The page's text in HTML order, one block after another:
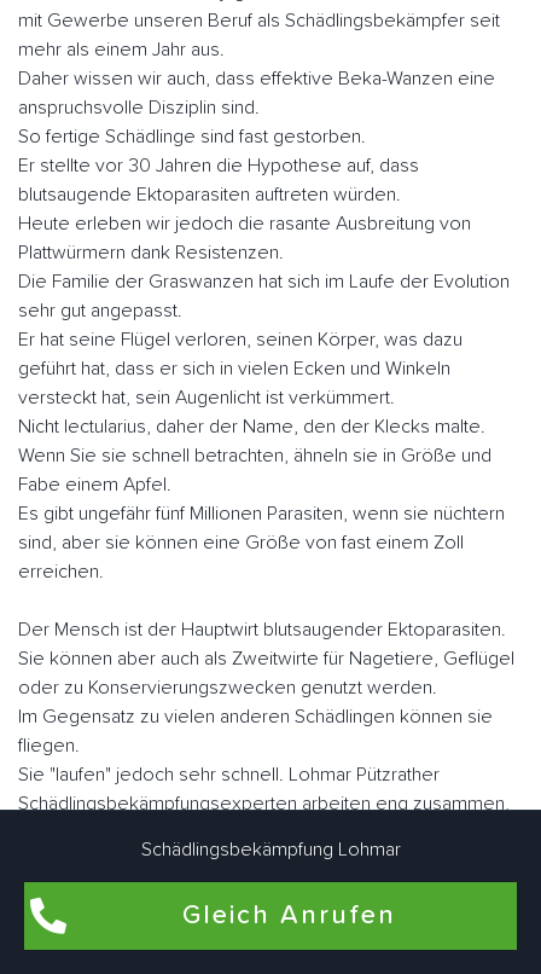
mit Gewerbe unseren Beruf als Schädlingsbekämpfer seit
mehr als einem Jahr aus.
Daher wissen wir auch, dass effektive Beka-Wanzen eine
anspruchsvolle Disziplin sind.
So fertige Schädlinge sind fast gestorben.
Er stellte vor 30 Jahren die Hypothese auf, dass
blutsaugende Ektoparasiten auftreten würden.
Heute erleben wir jedoch die rasante Ausbreitung von
Plattwürmern dank Resistenzen.
Die Familie der Graswanzen hat sich im Laufe der Evolution
sehr gut angepasst.
Er hat seine Flügel verloren, seinen Körper, was dazu
geführt hat, dass er sich in vielen Ecken und Winkeln
versteckt hat, sein Augenlicht ist verkümmert.
Nicht lectularius, daher der Name, den der Klecks malte.
Wenn Sie sie schnell betrachten, ähneln sie in Größe und
Fabe einem Apfel.
Es gibt ungefähr fünf Millionen Parasiten, wenn sie nüchtern
sind, aber sie können eine Größe von fast einem Zoll
erreichen.
Der Mensch ist der Hauptwirt blutsaugender Ektoparasiten.
Sie können aber auch als Zweitwirte für Nagetiere, Geflügel
oder zu Konservierungszwecken genutzt werden.
Im Gegensatz zu vielen anderen Schädlingen können sie
fliegen.
Sie "laufen" jedoch sehr schnell. Lohmar Pützrather
Schädlingsbekämpfungsexperten arbeiten eng zusammen,
Flohbekämpfung in Lohmar Pützrath
Schädlingsbekämpfung Lohmar
Gleich Anrufen